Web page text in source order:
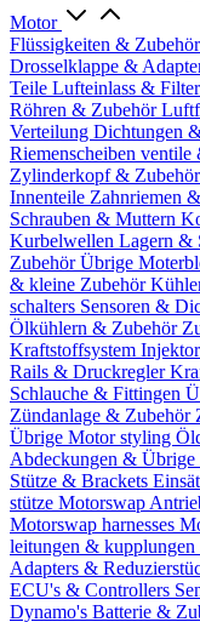
Motor
Flüssigkeiten & Zubehör
Drosselklappe &
Teile Lufteinlass &
Röhren & Zubehör
Verteilung Dichtungen
Riemenscheiben ventile
Zylinderkopf & Zubehör
Innenteile Zahnriemen
Schrauben & Muttern
Kurbelwellen Lagern &
ZubehörÜbrige
& kleine Zubehör
schalters Sensoren &
Ölkühlern & Zubehör
Kraftstoffsystem
Rails & Druckregler
Schlauche & Fittingen
Zündanlage & Zubehör
Übrige Motor styling
Abdeckungen & Übrige
Stütze & Brackets
stütze Motorswap
Motorswap harnesses
leitungen & kupplungen
Adapters &
ECU's & Controllers
Dynamo's Batterie &